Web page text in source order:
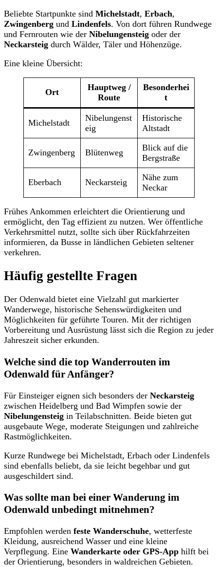
Beliebte Startpunkte sind Michelstadt, Erbach,
Zwingenberg und Lindenfels. Von dort führen Rundwege
und Fernrouten wie der Nibelungensteig oder der
Neckarsteig durch Wälder, Täler und Höhenzüge.
Eine kleine Übersicht:
Ort
Hauptweg /
Route
Besonderhei
t
Michelstadt
Nibelungenst
eig
Historische
Altstadt
Zwingenberg Blütenweg
Blick auf die
Bergstraße
Eberbach Neckarsteig
Nähe zum
Neckar
Frühes Ankommen erleichtert die Orientierung und
ermöglicht, den Tag effizient zu nutzen. Wer öffentliche
Verkehrsmittel nutzt, sollte sich über Rückfahrzeiten
informieren, da Busse in ländlichen Gebieten seltener
verkehren.
Häufig gestellte Fragen
Der Odenwald bietet eine Vielzahl gut markierter
Wanderwege, historische Sehenswürdigkeiten und
Möglichkeiten für geführte Touren. Mit der richtigen
Vorbereitung und Ausrüstung lässt sich die Region zu jeder
Jahreszeit sicher erkunden.
Welche sind die top Wanderrouten im
Odenwald für Anfänger?
Für Einsteiger eignen sich besonders der Neckarsteig
zwischen Heidelberg und Bad Wimpfen sowie der
Nibelungensteig in Teilabschnitten. Beide bieten gut
ausgebaute Wege, moderate Steigungen und zahlreiche
Rastmöglichkeiten.
Kurze Rundwege bei Michelstadt, Erbach oder Lindenfels
sind ebenfalls beliebt, da sie leicht begehbar und gut
ausgeschildert sind.
Was sollte man bei einer Wanderung im
Odenwald unbedingt mitnehmen?
Empfohlen werden feste Wanderschuhe, wetterfeste
Kleidung, ausreichend Wasser und eine kleine
Verpflegung. Eine Wanderkarte oder GPS-App hilft bei
der Orientierung, besonders in waldreichen Gebieten.